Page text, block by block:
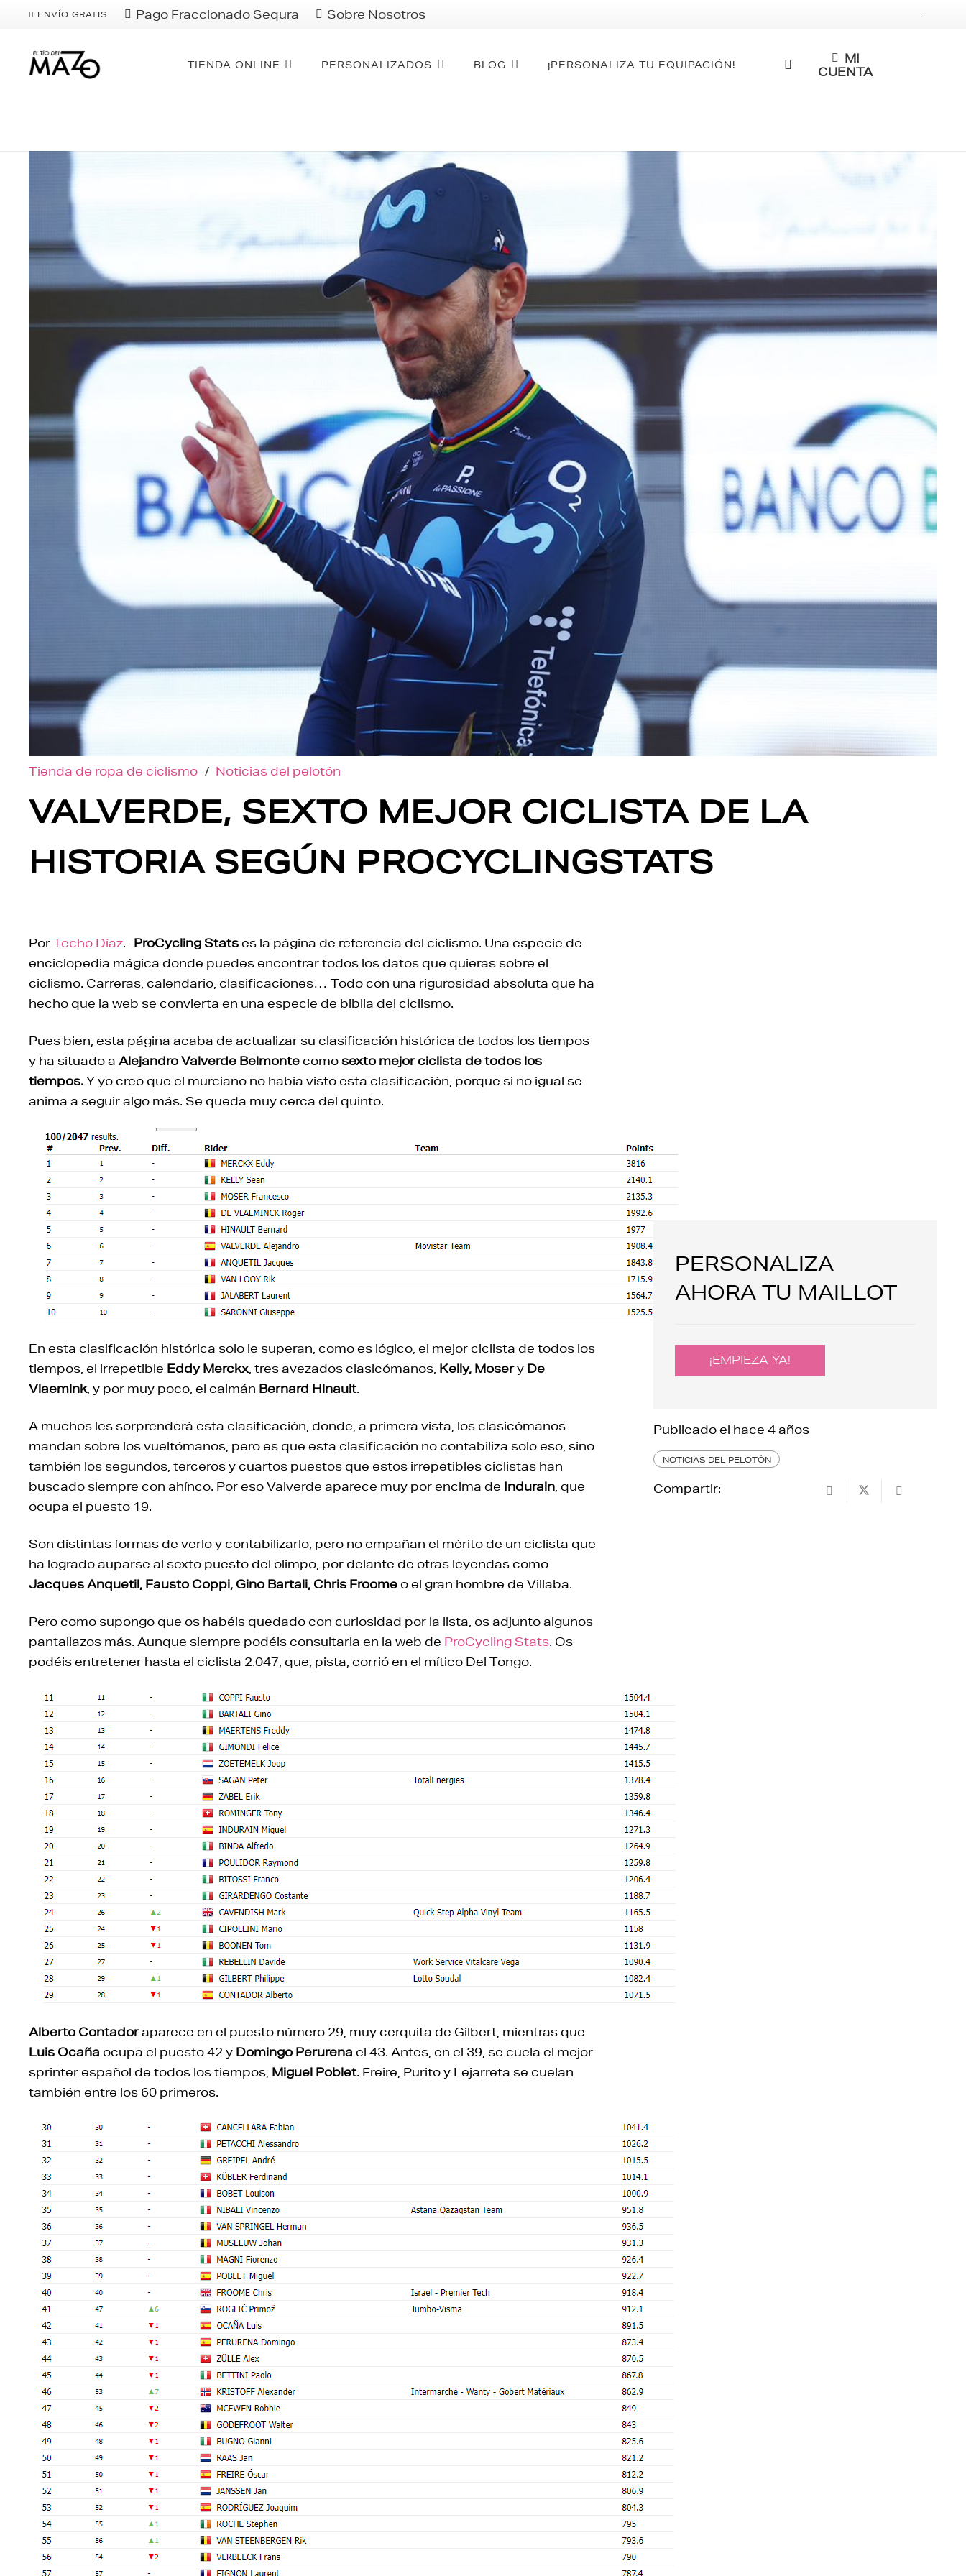
ENVÍO GRATIS Pago Fraccionado Sequra Sobre Nosotros .
TIENDA ONLINE PERSONALIZADOS BLOG ¡PERSONALIZA TU EQUIPACIÓN!
MI
CUENTA
Tienda de ropa de ciclismo / Noticias del pelotón
VALVERDE, SEXTO MEJOR CICLISTA DE LA
HISTORIA SEGÚN PROCYCLINGSTATS
PorTecho Díaz.- ProCycling Statses la página de referencia del ciclismo. Una especie de
enciclopedia mágica donde puedes encontrar todos los datos que quieras sobre el
ciclismo. Carreras, calendario, clasificaciones… Todo con una rigurosidad absoluta que ha
hecho que la web se convierta en una especie de biblia del ciclismo.
Pues bien, esta página acaba de actualizar su clasificación histórica de todos los tiempos
y ha situado a Alejandro Valverde Belmontecomosexto mejor ciclista de todos los
tiempos.Y yo creo que el murciano no había visto esta clasificación, porque si no igual se
anima a seguir algo más. Se queda muy cerca del quinto.
En esta clasificación histórica solo le superan, como es lógico, el mejor ciclista de todos los
tiempos, el irrepetible Eddy Merckx , tres avezados clasicómanos, Kelly, Mosery De
Vlaemink, y por muy poco, el caimán Bernard Hinault.
A muchos les sorprenderá esta clasificación, donde, a primera vista, los clasicómanos
mandan sobre los vueltómanos, pero es que esta clasificación no contabiliza solo eso, sino
también los segundos, terceros y cuartos puestos que estos irrepetibles ciclistas han
buscado siempre con ahínco. Por eso Valverde aparece muy por encima de Indurain , que
ocupa el puesto 19.
Son distintas formas de verlo y contabilizarlo, pero no empañan el mérito de un ciclista que
ha logrado auparse al sexto puesto del olimpo, por delante de otras leyendas como
Jacques Anquetil, Fausto Coppi, Gino Bartali, Chris Froomeo el gran hombre de Villaba.
Pero como supongo que os habéis quedado con curiosidad por la lista, os adjunto algunos
pantallazos más. Aunque siempre podéis consultarla en la web de ProCycling Stats. Os
podéis entretener hasta el ciclista 2.047, que, pista, corrió en el mítico Del Tongo.
Alberto Contadoraparece en el puesto número 29, muy cerquita de Gilbert, mientras que
Luis Ocaña ocupa el puesto 42 y Domingo Perurena el 43. Antes, en el 39, se cuela el mejor
sprinter español de todos los tiempos, Miguel Poblet. Freire, Purito y Lejarreta se cuelan
también entre los 60 primeros.
PERSONALIZA
AHORA TU MAILLOT
¡EMPIEZA YA!
Publicado el hace 4 años
NOTICIAS DEL PELOTÓN
Compartir: